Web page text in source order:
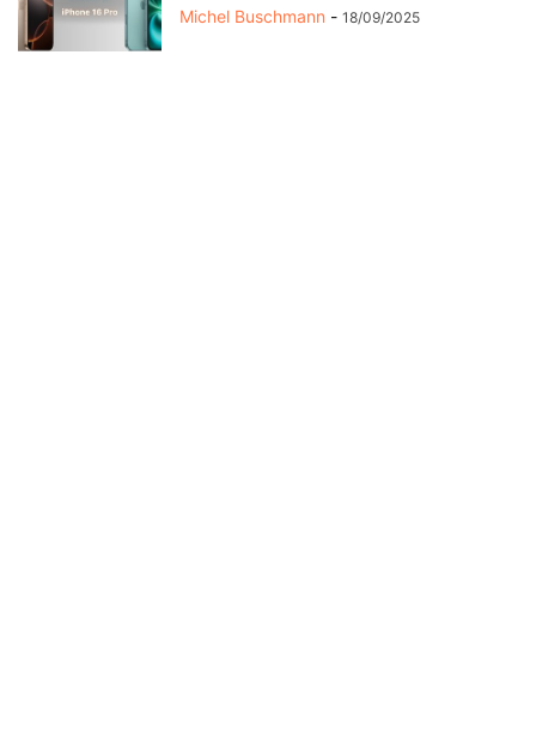
Michel Buschmann - 18/09/2025